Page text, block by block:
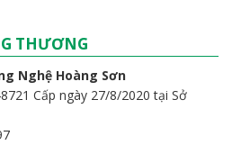
THƯƠNG
Nghệ Hoàng Sơn
Cấp ngày 27/8/2020 tại Sở